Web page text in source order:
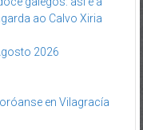
ao Calvo Xiria
2026
en Vilagracía